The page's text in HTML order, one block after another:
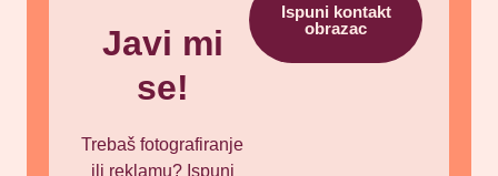
Javi mi
se!
Trebaš fotografiranje
ili reklamu? Ispuni
Ispuni kontakt
obrazac